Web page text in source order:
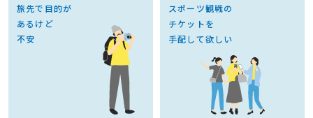
旅先で目的が
あるけど
不安
スポーツ観戦の
チケットを
手配して欲しい